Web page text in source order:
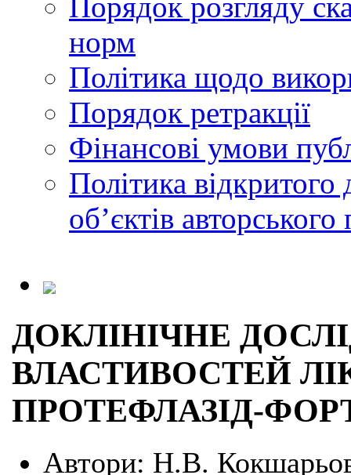
норм
Політика щодо
Порядок ретракції
Фінансові умови
Політика
обʼєктів авторського
ДОКЛІНІЧНЕ
ВЛАСТИВОСТЕЙ
ПРОТЕФЛАЗІД-
Автори: Н.В.